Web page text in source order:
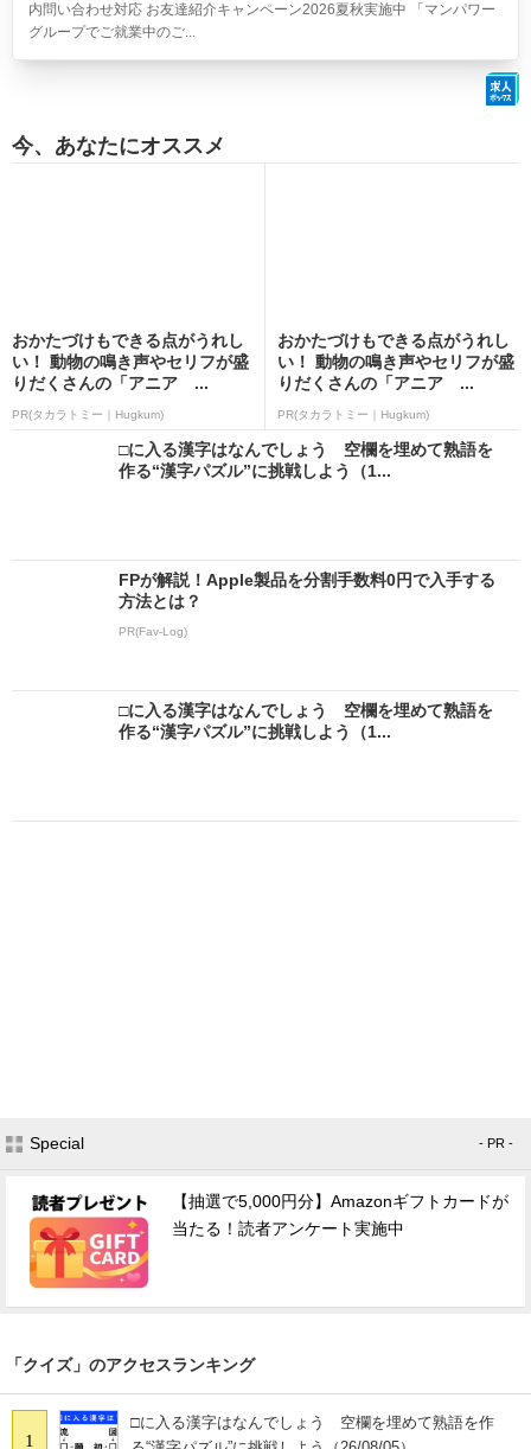
内問い合わせ対応 お友達紹介キャンペーン2026夏秋実施中 「マンパワー
グループでご就業中のご...
今、あなたにオススメ
おかたづけもできる点がうれし
い！ 動物の鳴き声やセリフが盛
りだくさんの「アニア ...
PR(タカラトミー｜Hugkum)
おかたづけもできる点がうれし
い！ 動物の鳴き声やセリフが盛
りだくさんの「アニア ...
PR(タカラトミー｜Hugkum)
□に入る漢字はなんでしょう 空欄を埋めて熟語を
作る“漢字パズル”に挑戦しよう（1...
FPが解説！Apple製品を分割手数料0円で入手する
方法とは？
PR(Fav-Log)
□に入る漢字はなんでしょう 空欄を埋めて熟語を
作る“漢字パズル”に挑戦しよう（1...
Special - PR -
【抽選で5,000円分】Amazonギフトカードが
当たる！読者アンケート実施中
「クイズ」のアクセスランキング
1
□に入る漢字はなんでしょう 空欄を埋めて熟語を作